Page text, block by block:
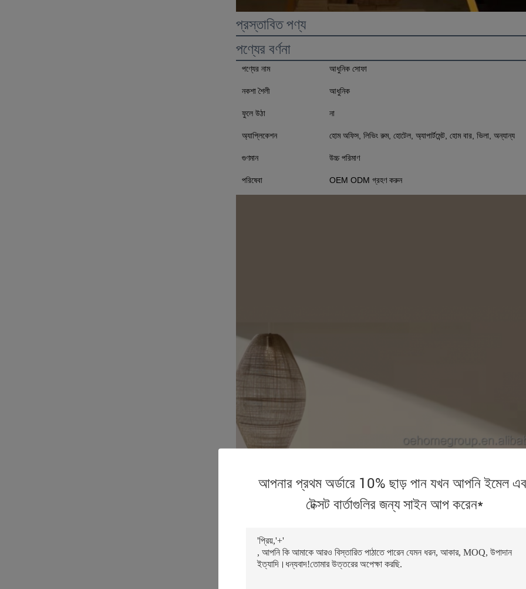
প্রস্তাবিত পণ্য
পণ্যের বর্ণনা
পণ্যের নাম আধুনিক সোফা
নকশা শৈলী আধুনিক
ফুলে উঠা না
অ্যাপ্লিকেশন হোম অফিস, লিভিং রুম, হোটেল, অ্যাপার্টমেন্ট, হোম বার, ভিলা, অন্যান্য
গুণমান উচ্চ পরিমাণ
পরিষেবা OEM ODM গ্রহণ করুন
আপনার প্রথম অর্ডারে 10% ছাড় পান যখন আপনি ইমেল
টেক্সট বার্তাগুলির জন্য সাইন আপ করেন*